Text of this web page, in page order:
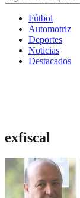
Fútbol
Automotriz
Deportes
Noticias
Destacados
exfiscal